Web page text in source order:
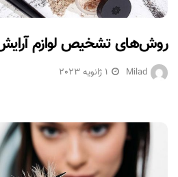
روش‌های تشخیص لوازم
Milad 1 ژانویه 2023